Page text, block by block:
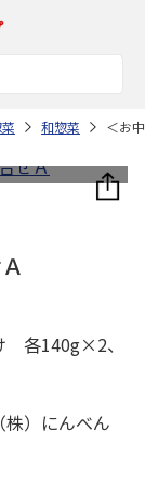
和惣菜 ＜お
各140g×2、
）にんべん